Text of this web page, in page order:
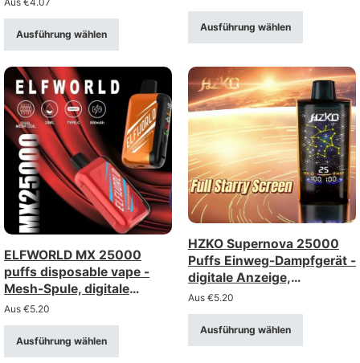
Ausführung wählen
Digitalanzeige (Stärke 0–
5%)
Ausführung wählen
ELFWORLD MX 25000
puffs disposable vape -
Mesh-Spule, digitale
Anzeige, einstellbare
Luftstrom
Aus €5.20
Ausführung wählen
HZKO Supernova 25000
Puffs Einweg-Dampfgerät -
digitale Anzeige,
einstellbare Luftstrom,
Mesh-Spule
Aus €5.20
Ausführung wählen